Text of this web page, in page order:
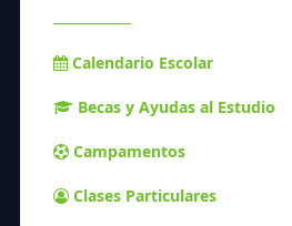
Calendario Escolar
Becas y Ayudas al Estudio
Campamentos
Clases Particulares